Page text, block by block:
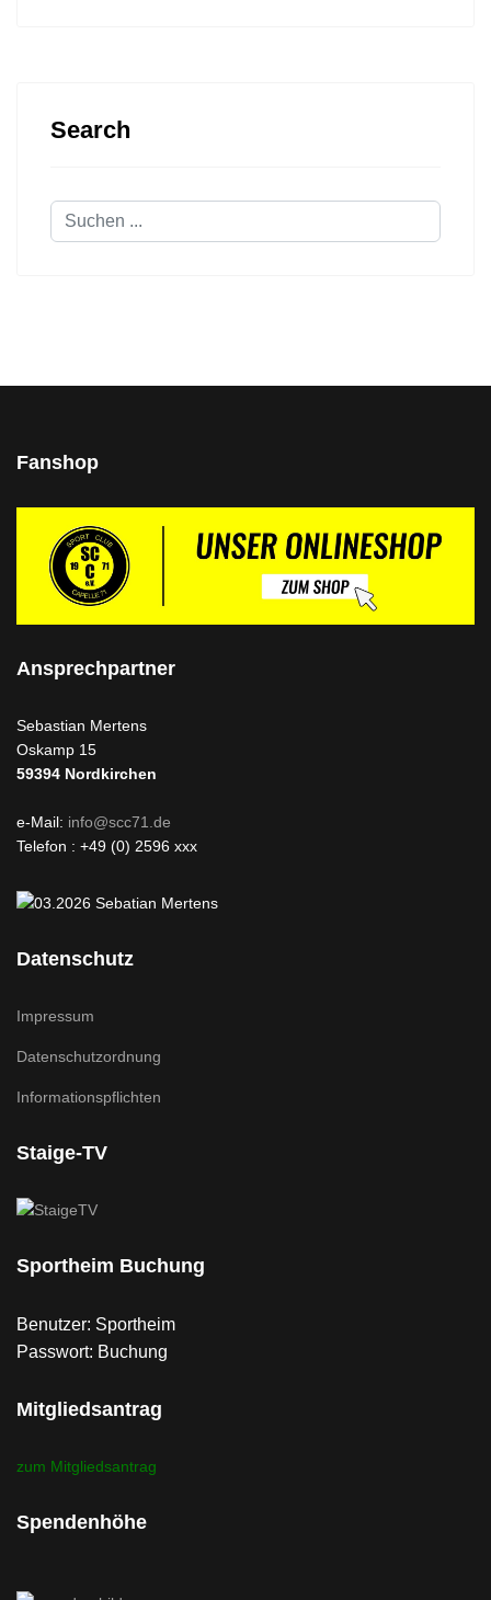
Search
Suchen
Fanshop
Ansprechpartner
Sebastian Mertens
Oskamp 15
59394 Nordkirchen
e-Mail: info@scc71.de
Telefon : +49 (0) 2596 xxx
Datenschutz
Impressum
Datenschutzordnung
Informationspflichten
Staige-TV
Sportheim Buchung
Benutzer: Sportheim
Passwort: Buchung
Mitgliedsantrag
zum Mitgliedsantrag
Spendenhöhe